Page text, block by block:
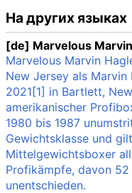
На других языках
[de] Marvelous
Marvelous Marvin
New Jersey als Marvin
2021[1] in Bartlett,
amerikanischer
1980 bis 1987
Gewichtsklasse und
Mittelgewichtsboxer
Profikämpfe, davon
unentschieden.